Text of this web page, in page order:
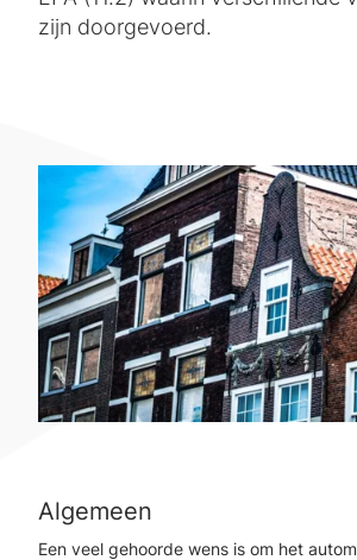
zijn doorgevoerd.
Algemeen
Een veel gehoorde wens is om het